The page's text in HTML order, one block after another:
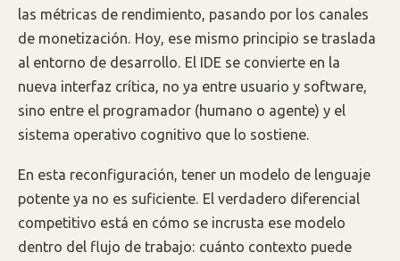
las métricas de rendimiento, pasando por los canales
de monetización. Hoy, ese mismo principio se traslada
al entorno de desarrollo. El IDE se convierte en la
nueva interfaz crítica, no ya entre usuario y software,
sino entre el programador (humano o agente) y el
sistema operativo cognitivo que lo sostiene.
En esta reconfiguración, tener un modelo de lenguaje
potente ya no es suficiente. El verdadero diferencial
competitivo está en cómo se incrusta ese modelo
dentro del flujo de trabajo: cuánto contexto puede